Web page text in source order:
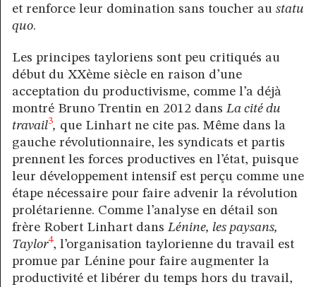
et renforce leur domination sans toucher au statu
quo.
Les principes tayloriens sont peu critiqués au
début du XXème siècle en raison d’une
acceptation du productivisme, comme l’a déjà
montré Bruno Trentin en 2012 dansLa cité du
travail3, que Linhart ne cite pas. Même dans la
gauche révolutionnaire, les syndicats et partis
prennent les forces productives en l’état, puisque
leur développement intensif est perçu comme une
étape nécessaire pour faire advenir la révolution
prolétarienne. Comme l’analyse en détail son
frère Robert Linhart dansLénine, les paysans,
Taylor4, l’organisation taylorienne du travail est
promue par Lénine pour faire augmenter la
productivité et libérer du temps hors du travail,